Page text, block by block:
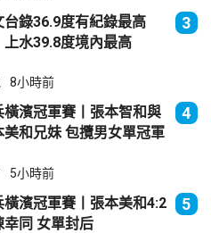
台錄36.9度有紀錄最高
水39.8度境內最高
3
8小時前
橫濱冠軍賽丨張本智和與
張本美和兄妹 包攬男女單冠軍
4
5小時前
橫濱冠軍賽丨張本美和4:2
挫陳幸同 女單封后
5